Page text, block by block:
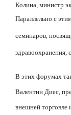
Колина, министр
Параллельно с
семинаров,
здравоохранения,
В этих форумах
Валентин Диес,
внешней